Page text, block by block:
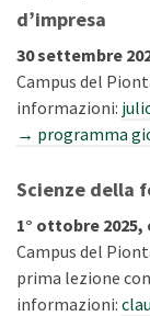
d’impresa
30 settembre
Campus del
informazioni:
→ programma
Scienze della
1° ottobre 2025,
Campus del
prima lezione
informazioni: